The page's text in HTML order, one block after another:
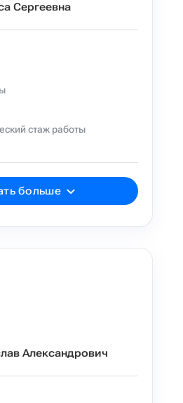
Сергеевна
больше
стаж работы
Александрович